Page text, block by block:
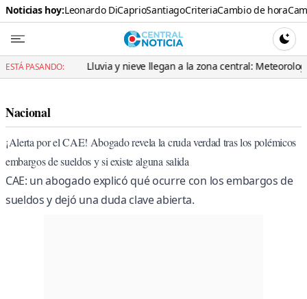
Noticias hoy:Leonardo DiCaprioSantiagoCriteriaCambio de hora
Central
ESTÁ PASANDO:
Lluvia y nieve llegan a la zona central: Meteorología advierte por
Nacional
¡Alerta por el CAE! Abogado revela la cruda verdad tras los polémicos
embargos de sueldos y si existe alguna salida
CAE: un abogado explicó qué ocurre con los embargos de
sueldos y dejó una duda clave abierta.